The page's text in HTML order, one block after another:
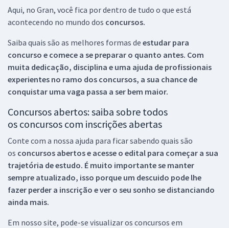
Aqui, no Gran, você fica por dentro de tudo o que está
acontecendo no mundo dos concursos.
Saiba quais são as melhores formas de estudar para
concurso e comece a se preparar o quanto antes. Com
muita dedicação, disciplina e uma ajuda de profissionais
experientes no ramo dos concursos, a sua chance de
conquistar uma vaga passa a ser bem maior.
Concursos abertos: saiba sobre todos
os concursos com inscrições abertas
Conte com a nossa ajuda para ficar sabendo quais são
os concursos abertos e acesse o edital para começar a sua
trajetória de estudo. É muito importante se manter
sempre atualizado, isso porque um descuido pode lhe
fazer perder a inscrição e ver o seu sonho se distanciando
ainda mais.
Em nosso site, pode-se visualizar os concursos em